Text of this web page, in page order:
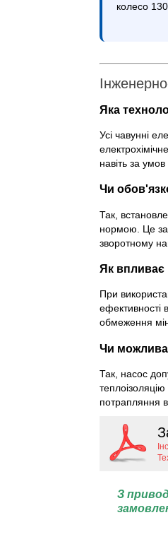
колесо
Яка
Усі чавунні
навіть за
Чи
Так,
нормою. Це
зворотному
Як впливає
При
ефективності
обмеження
Чи можлива
Так, насос
потрапляння
З